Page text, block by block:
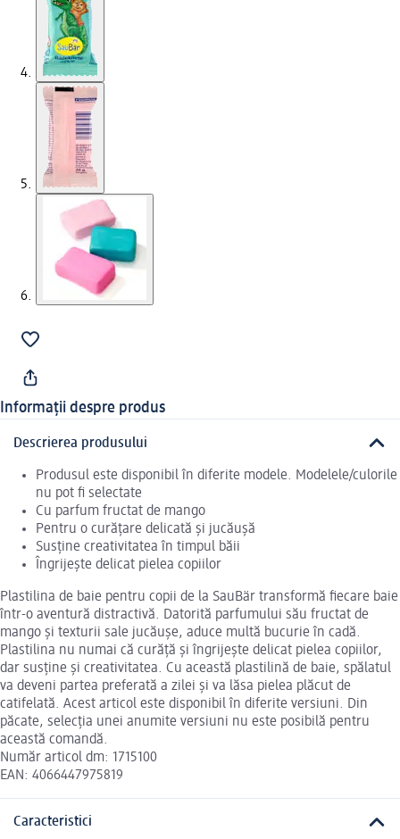
Informații despre produs
Descrierea produsului
Produsul este disponibil în diferite modele. Modelele/culorile
nu pot fi selectate
Cu parfum fructat de mango
Pentru o curățare delicată și jucăușă
Susține creativitatea în timpul băii
Îngrijește delicat pielea copiilor
Plastilina de baie pentru copii de la SauBär transformă fiecare baie
într-o aventură distractivă. Datorită parfumului său fructat de
mango și texturii sale jucăușe, aduce multă bucurie în cadă.
Plastilina nu numai că curăță și îngrijește delicat pielea copiilor,
dar susține și creativitatea. Cu această plastilină de baie, spălatul
va deveni partea preferată a zilei și va lăsa pielea plăcut de
catifelată. Acest articol este disponibil în diferite versiuni. Din
păcate, selecția unei anumite versiuni nu este posibilă pentru
această comandă.
Număr articol dm: 1715100
EAN: 4066447975819
Caracteristici